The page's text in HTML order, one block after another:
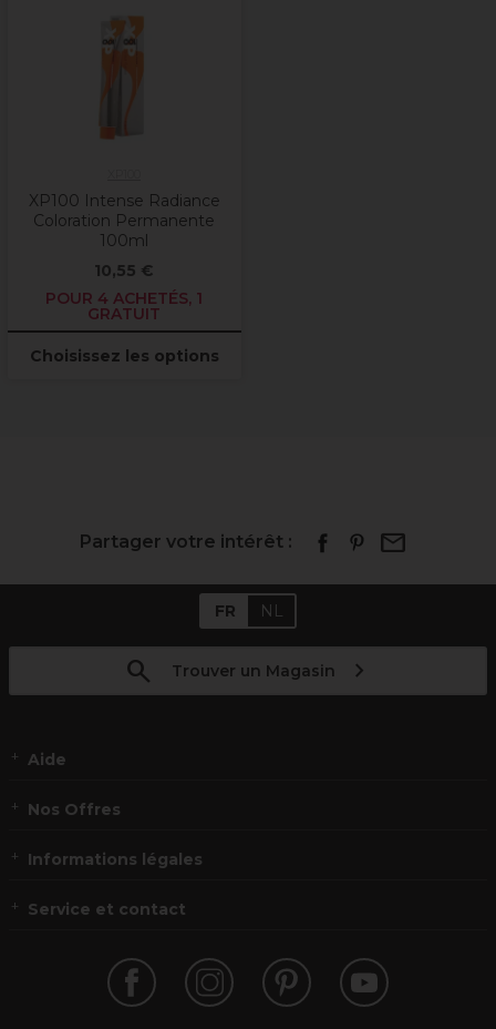
XP100 Intense Radiance
Coloration Permanente
100ml
10,55 €
POUR 4 ACHETÉS, 1
GRATUIT
Choisissez les options
Partager votre intérêt :
FR NL
Trouver un Magasin
Aide
Nos Offres
Informations légales
Service et contact